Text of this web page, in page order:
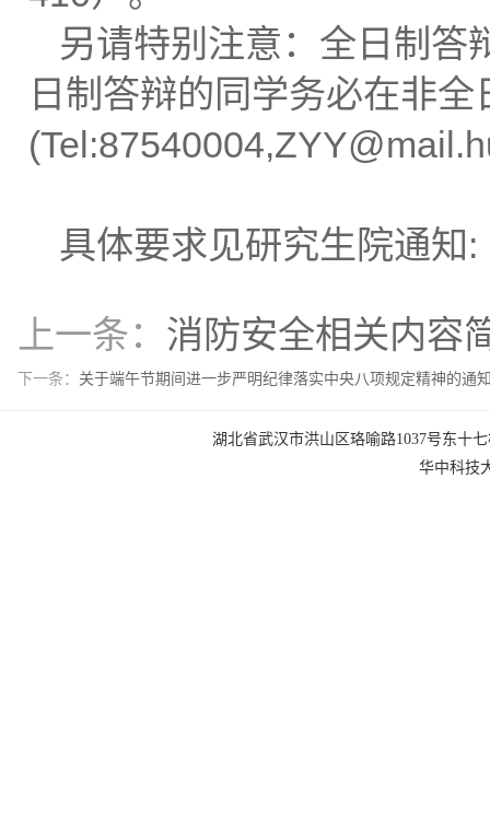
另请特别注意：全日制答
日制答辩的同学务必在非
具体要求见研究生院通知
上一条： 消防安全相关内容
下一条： 关于端午节期间进一步严明纪律落实中央八项规定精神的通
湖北省武汉市洪山区珞喻路1037号东十
华中科技